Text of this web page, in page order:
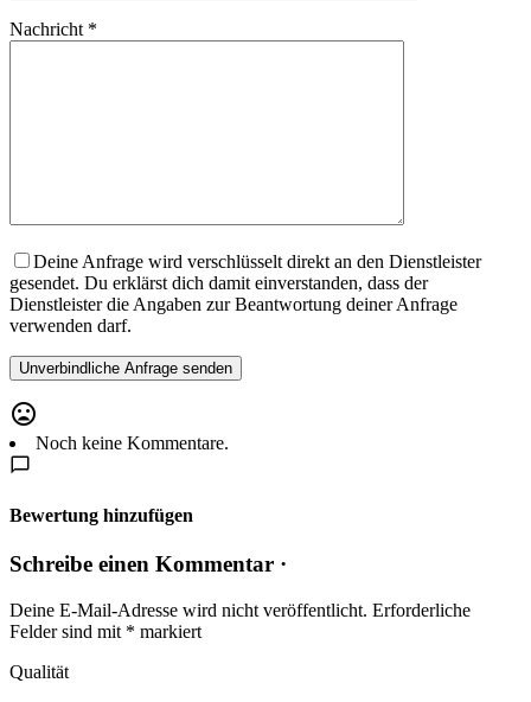
Nachricht *
Deine Anfrage wird verschlüsselt direkt an den Dienstleister
gesendet. Du erklärst dich damit einverstanden, dass der
Dienstleister die Angaben zur Beantwortung deiner Anfrage
verwenden darf.
Noch keine Kommentare.
Bewertung hinzufügen
Schreibe einen Kommentar ·
Deine E-Mail-Adresse wird nicht veröffentlicht. Erforderliche
Felder sind mit * markiert
Qualität